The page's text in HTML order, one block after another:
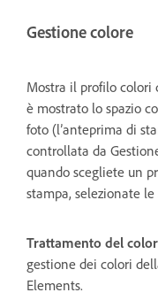
Gestione colore
Mostra il profilo colori
è mostrato lo spazio
foto (l’anteprima di
controllata da
quando scegliete un
stampa, selezionate
Trattamento del
gestione dei colori
Elements.